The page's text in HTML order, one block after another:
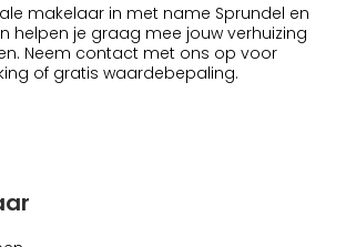
makelaar in met name Sprundel en
helpen je graag mee jouw verhuizing
Neem contact met ons op voor
of gratis waardebepaling.